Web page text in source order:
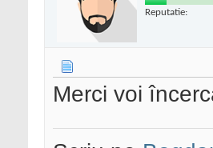
Reputatie:
Merci voi